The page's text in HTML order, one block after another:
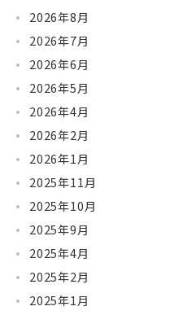
2026年8月
2026年7月
2026年6月
2026年5月
2026年4月
2026年2月
2026年1月
2025年11月
2025年10月
2025年9月
2025年4月
2025年2月
2025年1月